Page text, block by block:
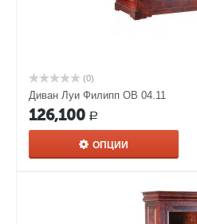
(0)
Диван Луи Филипп ОВ 04.11
126,100 Р
ОПЦИИ